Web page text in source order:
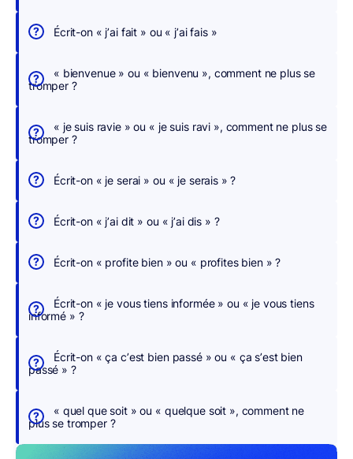
r
h
e
,
n
u
c
r
i
g
o
p
o
Écrit-on « j’ai fait » ou « j’ai fais »
« bienvenue » ou « bienvenu », comment ne plus se
tromper ?
« je suis ravie » ou « je suis ravi », comment ne plus se
tromper ?
Écrit-on « je serai » ou « je serais » ?
Écrit-on « j’ai dit » ou « j’ai dis » ?
Écrit-on « profite bien » ou « profites bien » ?
Écrit-on « je vous tiens informée » ou « je vous tiens
informé » ?
Écrit-on « ça c’est bien passé » ou « ça s’est bien
passé » ?
« quel que soit » ou « quelque soit », comment ne
plus se tromper ?